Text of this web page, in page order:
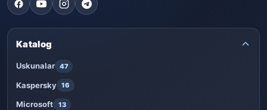
Katalog
Uskunalar 47
Kaspersky 16
Microsoft 13